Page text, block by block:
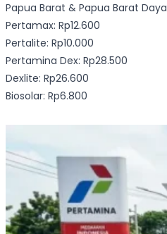
Papua Barat & Papua Barat Daya
Pertamax: Rp12.600
Pertalite: Rp10.000
Pertamina Dex: Rp28.500
Dexlite: Rp26.600
Biosolar: Rp6.800